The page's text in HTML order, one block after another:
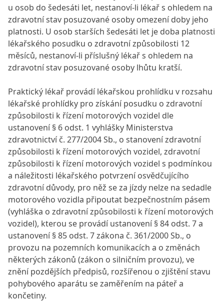
u osob do šedesáti let, nestanoví-li lékař s ohledem na
zdravotní stav posuzované osoby omezení doby jeho
platnosti. U osob starších šedesáti let je doba platnosti
lékařského posudku o zdravotní způsobilosti 12
měsíců, nestanoví-li příslušný lékař s ohledem na
zdravotní stav posuzované osoby lhůtu kratší.
Praktický lékař provádí lékařskou prohlídku v rozsahu
lékařské prohlídky pro získání posudku o zdravotní
způsobilosti k řízení motorových vozidel dle
ustanovení § 6 odst. 1 vyhlášky Ministerstva
zdravotnictví č. 277/2004 Sb., o stanovení zdravotní
způsobilosti k řízení motorových vozidel, zdravotní
způsobilosti k řízení motorových vozidel s podmínkou
a náležitosti lékařského potvrzení osvědčujícího
zdravotní důvody, pro něž se za jízdy nelze na sedadle
motorového vozidla připoutat bezpečnostním pásem
(vyhláška o zdravotní způsobilosti k řízení motorových
vozidel), kterou se provádí ustanovení § 84 odst. 7 a
ustanovení § 85 odst. 7 zákona č. 361/2000 Sb., o
provozu na pozemních komunikacích a o změnách
některých zákonů (zákon o silničním provozu), ve
znění pozdějších předpisů, rozšířenou o zjištění stavu
pohybového aparátu se zaměřením na páteř a
končetiny.